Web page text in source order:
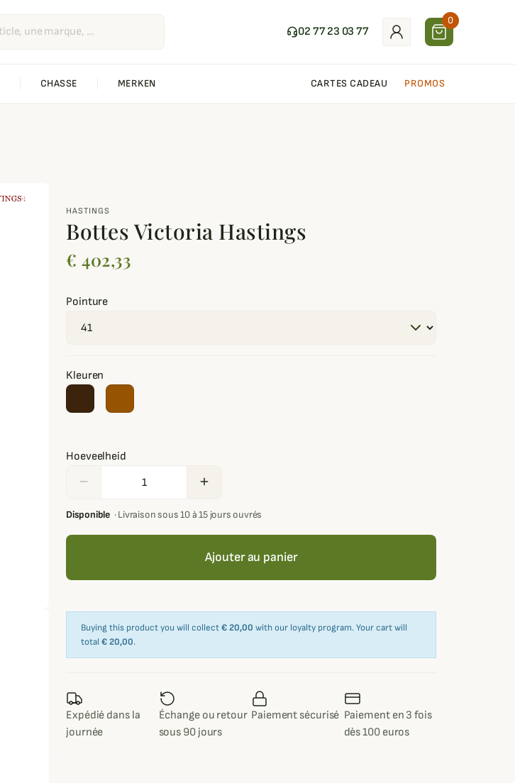
02 77 23 03 77
0
CHASSE MERKEN CARTES CADEAU PROMOS
HASTINGS
Bottes Victoria Hastings
€ 402,33
Pointure
Kleuren
Hoeveelheid
remove add
Disponible ·Livraison sous 10 à 15 jours ouvrés
Ajouter au panier
Buying this product you will collect€ 20,00 with our loyalty program. Your cart will
total € 20,00.
Expédié dans la
journée
Échange ou retour
sous 90 jours
Paiement sécurisé Paiement en 3 fois
dès 100 euros